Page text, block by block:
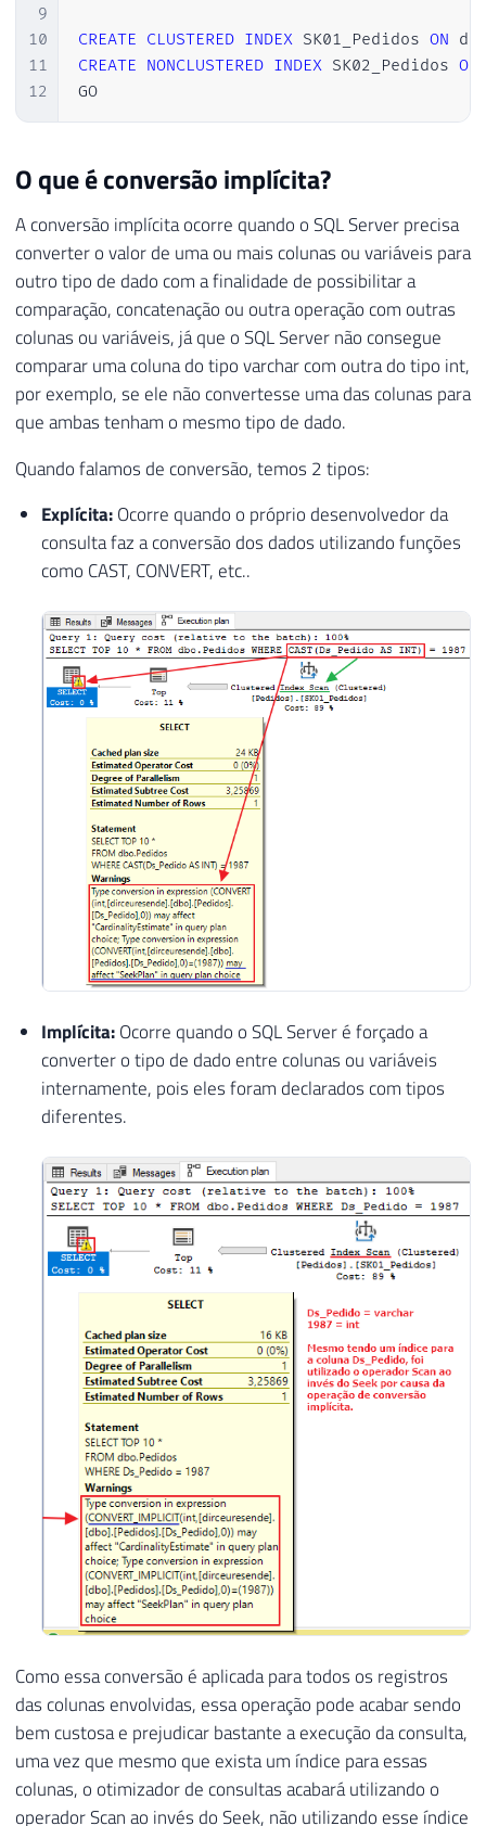
9
10
11
12
CREATE CLUSTERED INDEX SK01_Pedidos ON
CREATE NONCLUSTERED INDEX SK02_Pedidos ON
GO
O que é conversão implícita?
A conversão implícita ocorre quando o SQL Server precisa
converter o valor de uma ou mais colunas ou variáveis para
outro tipo de dado com a finalidade de possibilitar a
comparação, concatenação ou outra operação com outras
colunas ou variáveis, já que o SQL Server não consegue
comparar uma coluna do tipo varchar com outra do tipo int,
por exemplo, se ele não convertesse uma das colunas para
que ambas tenham o mesmo tipo de dado.
Quando falamos de conversão, temos 2 tipos:
Explícita:Ocorre quando o próprio desenvolvedor da
consulta faz a conversão dos dados utilizando funções
como CAST, CONVERT, etc..
Implícita:Ocorre quando o SQL Server é forçado a
converter o tipo de dado entre colunas ou variáveis
internamente, pois eles foram declarados com tipos
diferentes.
Como essa conversão é aplicada para todos os registros
das colunas envolvidas, essa operação pode acabar sendo
bem custosa e prejudicar bastante a execução da consulta,
uma vez que mesmo que exista um índice para essas
colunas, o otimizador de consultas acabará utilizando o
operador Scan ao invés do Seek, não utilizando esse índice